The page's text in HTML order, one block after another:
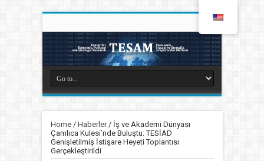
Home/ Haberler/ İş ve Akademi Dünyası
Çamlıca Kulesi’nde Buluştu: TESİAD
Genişletilmiş İstişare Heyeti Toplantısı
Gerçekleştirildi